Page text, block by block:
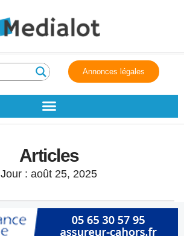
Annonces légales
Articles
Jour : août 25, 2025